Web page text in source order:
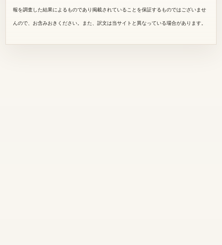
報を調査した結果によるものであり掲載されていることを保証するものではございませ
んので、お含みおきください。また、訳文は当サイトと異なっている場合があります。